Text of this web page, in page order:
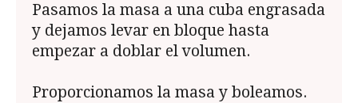
Pasamos la masa a una cuba engrasada
y dejamos levar en bloque hasta
empezar a doblar el volumen.
Proporcionamos la masa y boleamos.